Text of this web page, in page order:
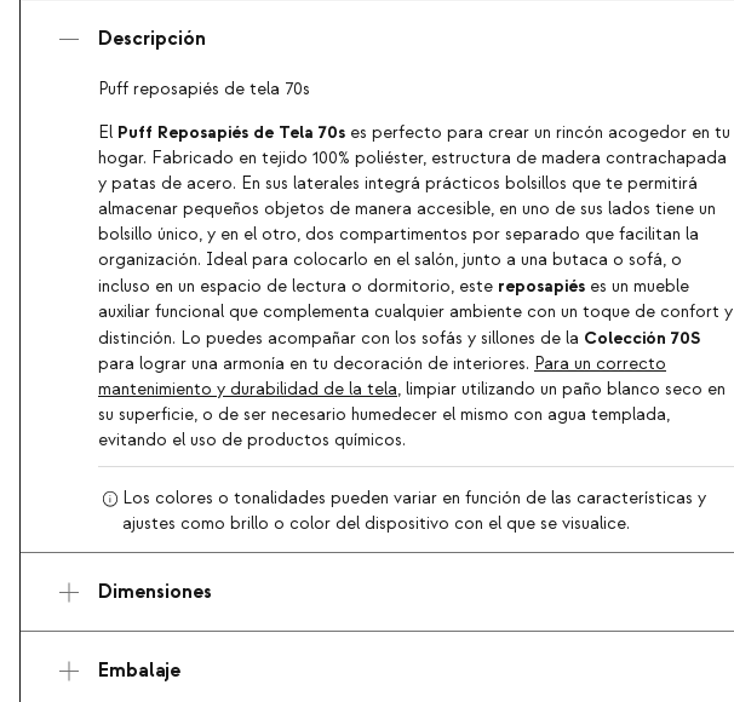
Descripción
Puff reposapiés de tela 70s
El Puff Reposapiés de Tela 70s es perfecto para crear un rincón acogedor en tu
hogar. Fabricado en tejido 100% poliéster, estructura de madera contrachapada
y patas de acero. En sus laterales integrá prácticos bolsillos que te permitirá
almacenar pequeños objetos de manera accesible, en uno de sus lados tiene un
bolsillo único, y en el otro, dos compartimentos por separado que facilitan la
organización. Ideal para colocarlo en el salón, junto a una butaca o sofá, o
incluso en un espacio de lectura o dormitorio, este reposapiés es un mueble
auxiliar funcional que complementa cualquier ambiente con un toque de confort y
distinción. Lo puedes acompañar con los sofás y sillones de la Colección 70S
para lograr una armonía en tu decoración de interiores. Para un correcto
mantenimiento y durabilidad de la tela, limpiar utilizando un paño blanco seco en
su superficie, o de ser necesario humedecer el mismo con agua templada,
evitando el uso de productos químicos.
Los colores o tonalidades pueden variar en función de las características y
ajustes como brillo o color del dispositivo con el que se visualice.
Dimensiones
Embalaje